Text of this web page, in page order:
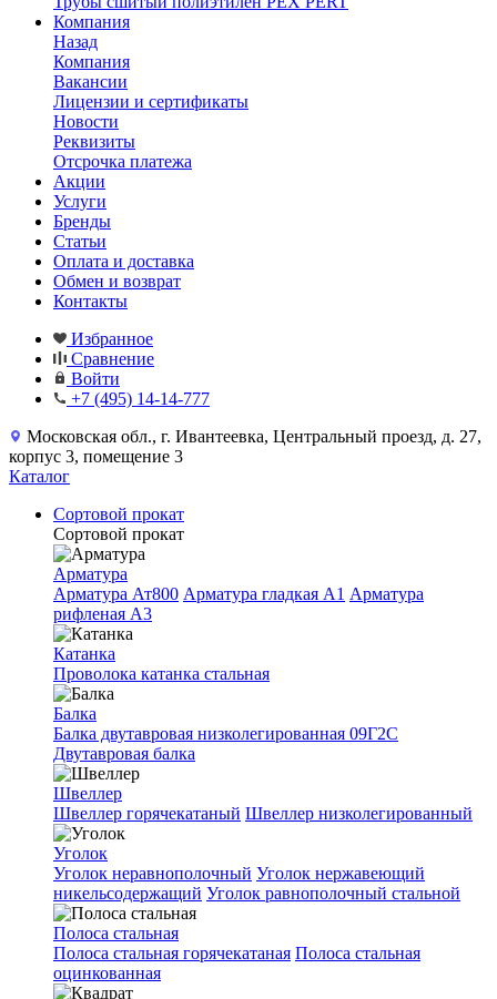
Компания
Назад
Компания
Вакансии
Лицензии и сертификаты
Новости
Реквизиты
Отсрочка платежа
Акции
Услуги
Бренды
Статьи
Оплата и доставка
Обмен и возврат
Контакты
Избранное
Сравнение
Войти
+7 (495) 14-14-777
Московская обл., г. Ивантеевка, Центральный проезд, д. 27,
корпус 3, помещение 3
Каталог
Сортовой прокат
Сортовой прокат
Арматура
Арматура Ат800 Арматура гладкая A1 Арматура
рифленая A3
Катанка
Проволока катанка стальная
Балка
Балка двутавровая низколегированная 09Г2С
Двутавровая балка
Швеллер
Швеллер горячекатаный Швеллер низколегированный
Уголок
Уголок неравнополочный Уголок нержавеющий
никельсодержащий Уголок равнополочный стальной
Полоса стальная
Полоса стальная горячекатаная Полоса стальная
оцинкованная